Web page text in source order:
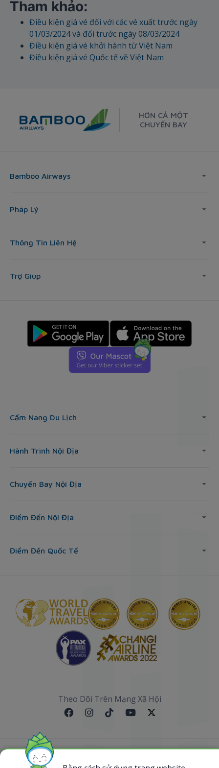
Tham khảo:
Điều kiện giá vé đối với các vé xuất trước ngày
01/03/2024 và đổi trước ngày 08/03/2024
Điều kiện giá vé khởi hành từ Việt Nam
Điều kiện giá vé Quốc tế về Việt Nam
HƠN CẢ MỘT
CHUYẾN BAY
Bamboo Airways
Pháp Lý
Thông Tin Liên Hệ
Trợ Giúp
Cẩm Nang Du Lịch
Hành Trình Nội Địa
Chuyến Bay Nội Địa
Điểm Đến Nội Địa
Điểm Đến Quốc Tế
Theo Dõi Trên Mạng Xã Hội
Sơ đồ website